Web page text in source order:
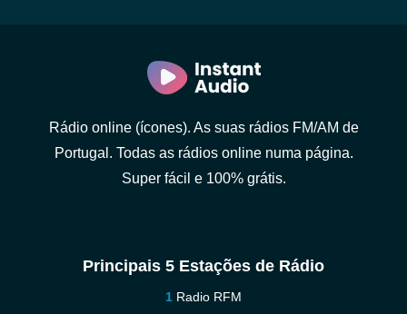
Rádio online (ícones). As suas rádios FM/AM de
Portugal. Todas as rádios online numa página.
Super fácil e 100% grátis.
Principais 5 Estações de Rádio
Radio RFM